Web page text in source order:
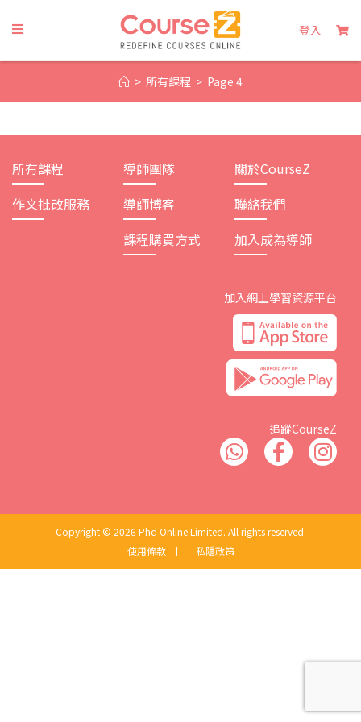
content
登入
> 所有課程 > Page 4
所有課程
作文批改服務
導師團隊
導師博客
課程購買方式
關於CourseZ
聯絡我們
加入成為導師
加入網上學習資源平台
追蹤CourseZ
Copyright © 2026 Phd Online Limited. All rights reserved.
使用條款
丨 私隱政策